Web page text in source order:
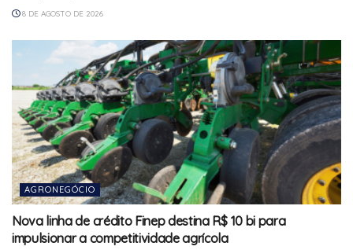
8 DE AGOSTO DE 2026
AGRONEGÓCIO
Nova linha de crédito Finep destina R$ 10 bi para
impulsionar a competitividade agrícola